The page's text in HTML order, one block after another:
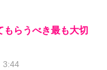
もらうべき最も大切
3:44